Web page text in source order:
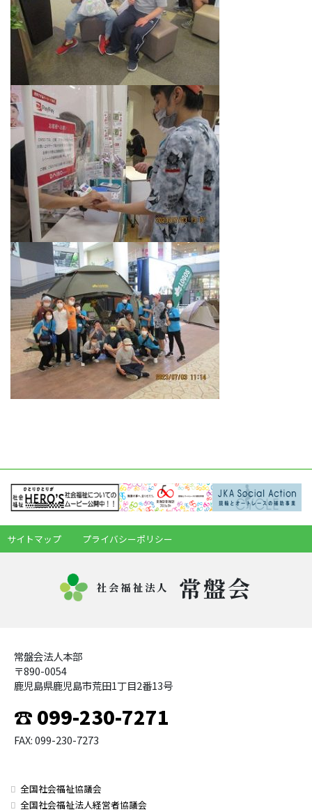
サイトマップ プライバシーポリシー
社会福祉法人 常盤会
常盤会法人本部
〒890-0054
鹿児島県鹿児島市荒田1丁目2番13号
☎ 099-230-7271
FAX: 099-230-7273
全国社会福祉協議会
全国社会福祉法人経営者協議会